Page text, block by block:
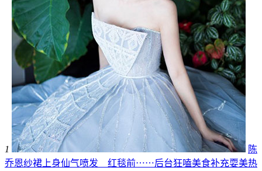
1
陈
乔恩纱裙上身仙气喷发 红毯前⋯⋯后台狂嗑美食补充耍美热